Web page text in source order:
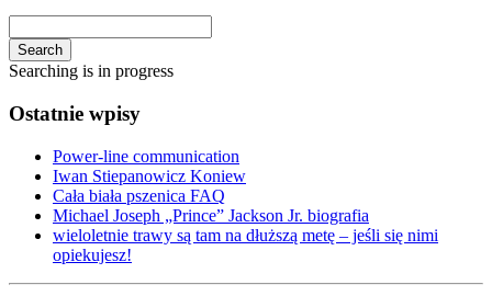
Search
Searching is in progress
Ostatnie wpisy
Power-line communication
Iwan Stiepanowicz Koniew
Cała biała pszenica FAQ
Michael Joseph „Prince” Jackson Jr. biografia
wieloletnie trawy są tam na dłuższą metę – jeśli się nimi
opiekujesz!